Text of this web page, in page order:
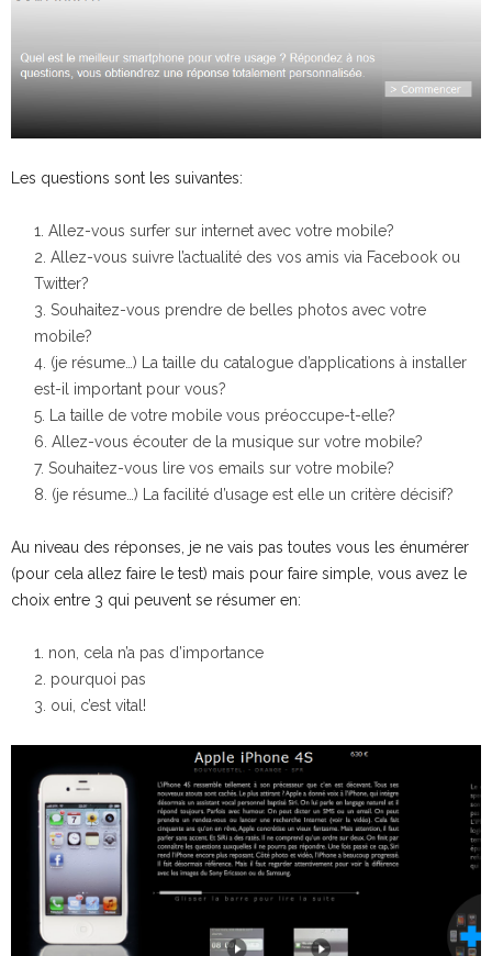
Les questions sont les suivantes:
Allez-vous surfer sur internet avec votre mobile?
Allez-vous suivre l’actualité des vos amis via Facebook ou
Twitter?
Souhaitez-vous prendre de belles photos avec votre
mobile?
(je résume…) La taille du catalogue d’applications à installer
est-il important pour vous?
La taille de votre mobile vous préoccupe-t-elle?
Allez-vous écouter de la musique sur votre mobile?
Souhaitez-vous lire vos emails sur votre mobile?
(je résume…) La facilité d’usage est elle un critère décisif?
Au niveau des réponses, je ne vais pas toutes vous les énumérer
(pour cela allez faire le test) mais pour faire simple, vous avez le
choix entre 3 qui peuvent se résumer en:
non, cela n’a pas d’importance
pourquoi pas
oui, c’est vital!